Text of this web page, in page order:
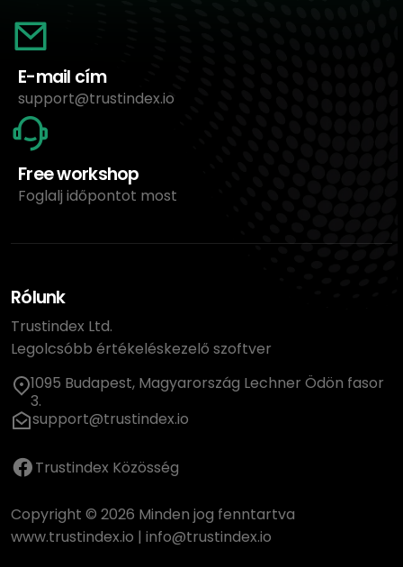
E-mail cím
support@trustindex.io
Free workshop
Foglalj időpontot most
Rólunk
Trustindex Ltd.
Legolcsóbb értékeléskezelő szoftver
1095 Budapest, Magyarország Lechner Ödön fasor
3.
support@trustindex.io
Trustindex Közösség
Copyright © 2026 Minden jog fenntartva
www.trustindex.io | info@trustindex.io